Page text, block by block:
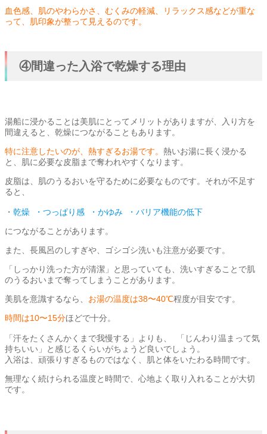
血色感、肌のやわらかさ、むくみの軽減、リラックス感などが重な
って、肌印象が整って見えるのです。
④間違った入浴で乾燥する理由
湯船に浸かることは美肌にとってメリットがありますが、入り方を
間違えると、乾燥につながることもあります。
特に注意したいのが、熱すぎるお湯です。 熱いお湯に長く浸かる
と、肌に必要な皮脂まで奪われやすくなります。
皮脂は、肌のうるおいを守るために必要なものです。それが不足す
ると、
・ 乾燥 ・つっぱり感 ・かゆみ ・バリア機能の低下
につながることがあります。
また、長風呂のしすぎや、ゴシゴシ洗いも注意が必要です。
「しっかり洗った方が清潔」と思っていても、洗いすぎることで肌
のうるおいまで奪ってしまうことがあります。
美肌を意識するなら、 お湯の温度は38〜40℃程度が目安です。
時間は10〜15分ほどで十分。
「汗をたくさんかくまで我慢する」よりも、 「じんわり温まって気
持ちいい」と感じるくらいがちょうど良いでしょう。
入浴は、頑張りすぎるものではなく、肌と体をいたわる時間です。
無理なく続けられる温度と時間で、心地よく取り入れることが大切
です。